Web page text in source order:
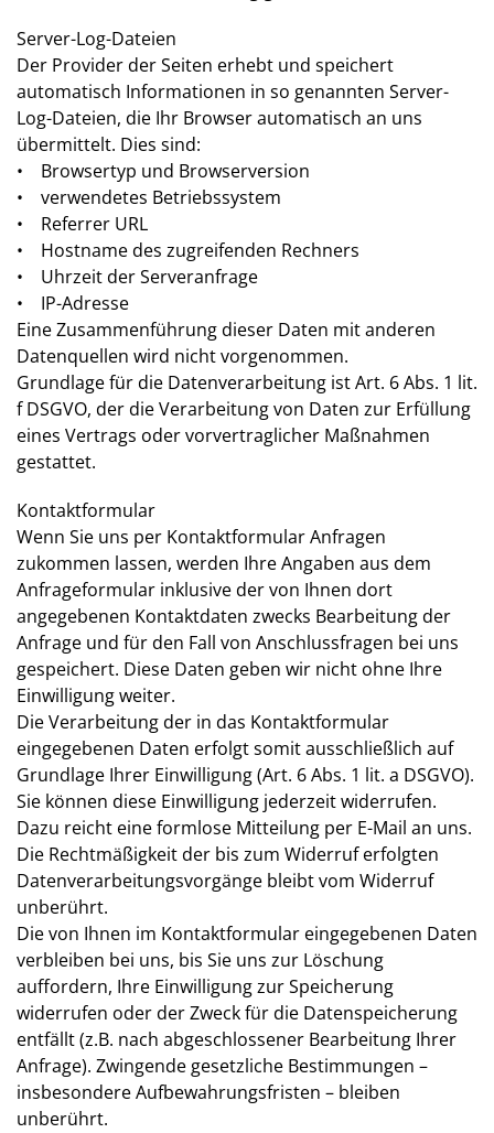
Server-Log-Dateien
Der Provider der Seiten erhebt und speichert
automatisch Informationen in so genannten Server-
Log-Dateien, die Ihr Browser automatisch an uns
übermittelt. Dies sind:
• Browsertyp und Browserversion
• verwendetes Betriebssystem
• Referrer URL
• Hostname des zugreifenden Rechners
• Uhrzeit der Serveranfrage
• IP-Adresse
Eine Zusammenführung dieser Daten mit anderen
Datenquellen wird nicht vorgenommen.
Grundlage für die Datenverarbeitung ist Art. 6 Abs. 1 lit.
f DSGVO, der die Verarbeitung von Daten zur Erfüllung
eines Vertrags oder vorvertraglicher Maßnahmen
gestattet.
Kontaktformular
Wenn Sie uns per Kontaktformular Anfragen
zukommen lassen, werden Ihre Angaben aus dem
Anfrageformular inklusive der von Ihnen dort
angegebenen Kontaktdaten zwecks Bearbeitung der
Anfrage und für den Fall von Anschlussfragen bei uns
gespeichert. Diese Daten geben wir nicht ohne Ihre
Einwilligung weiter.
Die Verarbeitung der in das Kontaktformular
eingegebenen Daten erfolgt somit ausschließlich auf
Grundlage Ihrer Einwilligung (Art. 6 Abs. 1 lit. a DSGVO).
Sie können diese Einwilligung jederzeit widerrufen.
Dazu reicht eine formlose Mitteilung per E-Mail an uns.
Die Rechtmäßigkeit der bis zum Widerruf erfolgten
Datenverarbeitungsvorgänge bleibt vom Widerruf
unberührt.
Die von Ihnen im Kontaktformular eingegebenen Daten
verbleiben bei uns, bis Sie uns zur Löschung
auffordern, Ihre Einwilligung zur Speicherung
widerrufen oder der Zweck für die Datenspeicherung
entfällt (z.B. nach abgeschlossener Bearbeitung Ihrer
Anfrage). Zwingende gesetzliche Bestimmungen –
insbesondere Aufbewahrungsfristen – bleiben
unberührt.